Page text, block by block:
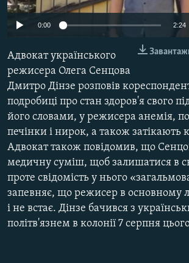
ВІДЕОУРОКИ «ELIFBE»
УКРАЇНСЬКА ПРОБЛЕМА КРИМУ
ІНФОГРАФІКА
Русский
ДОЛУЧАЙСЯ!
Усі сайти RFE/RL
0:00 2:24
Адвокат українського
режисера Олега Сенцова
Дмитро Дінзе розповів
подробиці про стан здоров'я свого
його словами, у режисера анемія,
печінки і нирок, а також затікають
Адвокат також повідомив, що
медичну суміш, щоб залишатися в
проте свідомість у нього
запевняє, що режисер в основному
і не встає. Дінзе бачився з
політв'язнем в колонії 7 серпня